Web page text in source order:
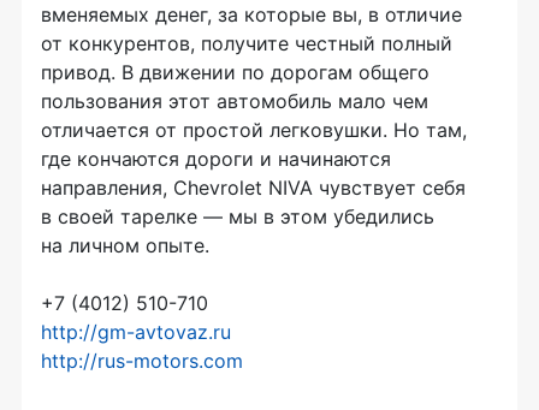
вменяемых денег, за которые вы, в отличие
от конкурентов, получите честный полный
привод. В движении по дорогам общего
пользования этот автомобиль мало чем
отличается от простой легковушки. Но там,
где кончаются дороги и начинаются
направления, Chevrolet NIVA чувствует себя
в своей тарелке — мы в этом убедились
на личном опыте.
+7 (4012) 510-710
http://gm-avtovaz.ru
http://rus-motors.com